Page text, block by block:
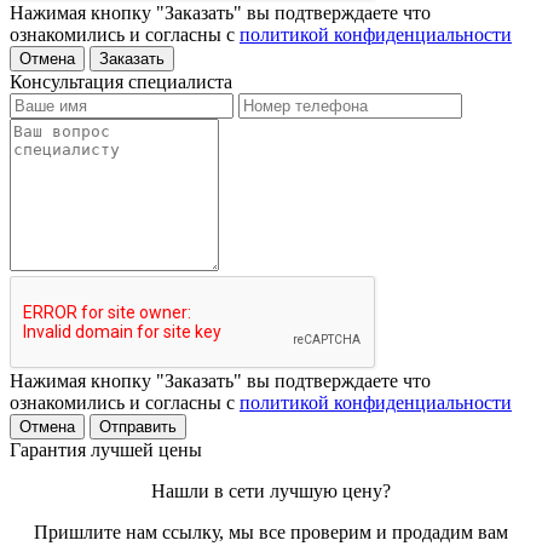
Нажимая кнопку "Заказать" вы подтверждаете что
ознакомились и согласны с политикой конфиденциальности
Отмена Заказать
Консультация специалиста
Нажимая кнопку "Заказать" вы подтверждаете что
ознакомились и согласны с политикой конфиденциальности
Отмена Отправить
Гарантия лучшей цены
Нашли в сети лучшую цену?
Пришлите нам ссылку, мы все проверим и продадим вам